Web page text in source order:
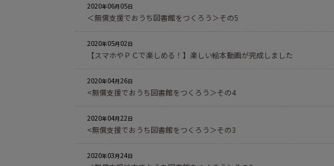
2020年06月05日
＜無償支援でおうち図書館をつくろう＞その5
2020年05月 02日
【スマホやＰＣで楽しめる！】楽しい絵本動画が完成しました
2020年04月26日
<無償支援でおうち図書館をつくろう＞その4
2020年04月22日
<無償支援でおうち図書館をつくろう＞その3
2020年03月24日